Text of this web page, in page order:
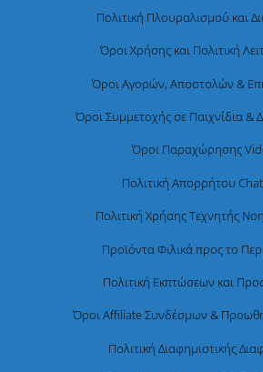
Πολιτική Πλουραλισμού και
Όροι Χρήσης και Πολιτική
Όροι Αγορών, Αποστολών &
Όροι Συμμετοχής σε Παιχνίδια &
Όροι Παραχώρησης
Πολιτική Απορρήτου
Πολιτική Χρήσης Τεχνητής
Προϊόντα Φιλικά προς το
Πολιτική Εκπτώσεων και
Όροι Affiliate Συνδέσμων &
Πολιτική Διαφημιστικής